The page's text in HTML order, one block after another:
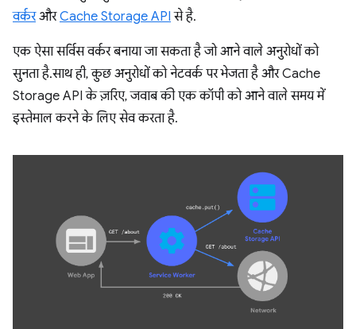
वर्करऔरCache Storage API से है.
एक ऐसा सर्विस वर्कर बनाया जा सकता है जो आने वाले अनुरोधों को
सुनता है. साथ ही, कुछ अनुरोधों को नेटवर्क पर भेजता है और Cache
Storage API के ज़रिए, जवाब की एक कॉपी को आने वाले समय में
इस्तेमाल करने के लिए सेव करता है.